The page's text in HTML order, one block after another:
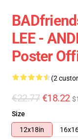
LEE -
Poster
(2
€22.77 €18.22
Size
12x18in